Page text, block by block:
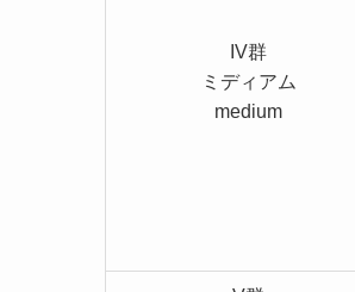
IV群
ミディアム
medium